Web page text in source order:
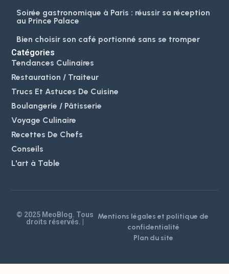
Soirée gastronomique à Paris : réussir sa réception
au Prince Palace
Bien choisir son café portionné sans se tromper
Catégories
Tendances Culinaires
Restauration / Traiteur
Trucs Et Astuces De Cuisine
Boulangerie / Pâtisserie
Voyage Culinaire
Recettes De Chefs
Conseils
L'art à Table
© 2025 MeoBlog. Tous
droits réservés. |
Mentions légales et politique de
confidentialité
Plan du site